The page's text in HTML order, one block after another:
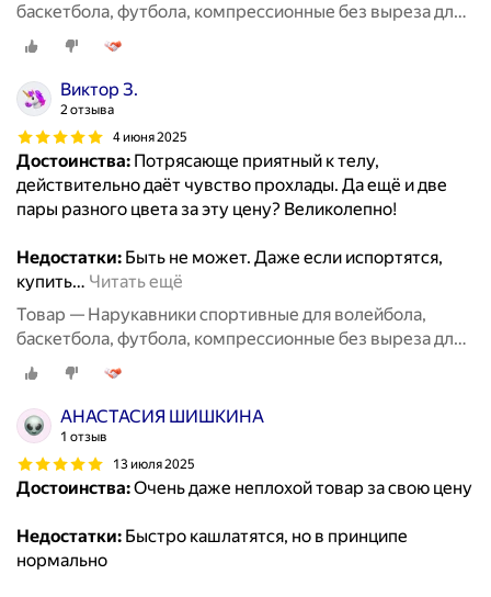
баскетбола, футбола, компрессионные без выреза для
пальцев, 2 пары черные + белые
Виктор З.
2 отзыва
4 июня 2025
Достоинства: Потрясающе приятный к телу,
действительно даёт чувство прохлады. Да ещё и две
пары разного цвета за эту цену? Великолепно!
Недостатки: Быть не может. Даже если испортятся,
купить… Читать ещё
Товар — Нарукавники спортивные для волейбола,
баскетбола, футбола, компрессионные без выреза для
пальцев, 2 пары черные + белые
АНАСТАСИЯ ШИШКИНА
1 отзыв
13 июля 2025
Достоинства:Очень даже неплохой товар за свою цену
Недостатки: Быстро кашлатятся, но в принципе
нормально